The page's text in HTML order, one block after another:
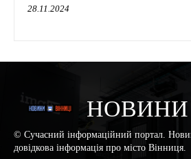
28.11.2024
НОВИНИ
© Сучасний інформаційний портал.
довідкова інформація про місто Вінниця.